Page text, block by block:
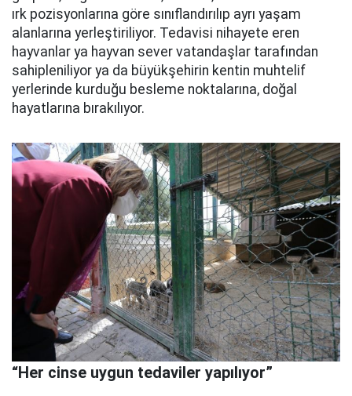
ırk pozisyonlarına göre sınıflandırılıp ayrı yaşam
alanlarına yerleştiriliyor. Tedavisi nihayete eren
hayvanlar ya hayvan sever vatandaşlar tarafından
sahipleniliyor ya da büyükşehirin kentin muhtelif
yerlerinde kurduğu besleme noktalarına, doğal
hayatlarına bırakılıyor.
“Her cinse uygun tedaviler yapılıyor”